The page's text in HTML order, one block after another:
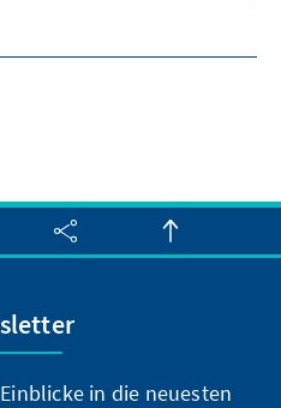
in die neuesten